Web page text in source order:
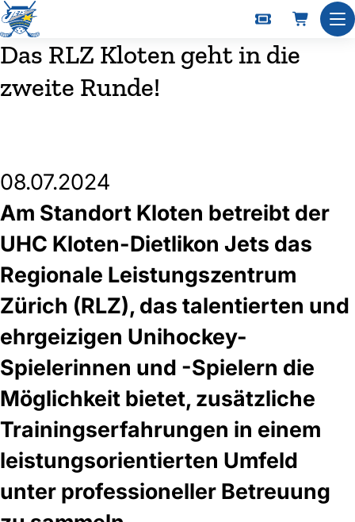
Das RLZ Kloten geht in die
zweite Runde!
08.07.2024
Am Standort Kloten betreibt der
UHC Kloten-Dietlikon Jets das
Regionale Leistungszentrum
Zürich (RLZ), das talentierten und
ehrgeizigen Unihockey-
Spielerinnen und -Spielern die
Möglichkeit bietet, zusätzliche
Trainingserfahrungen in einem
leistungsorientierten Umfeld
unter professioneller Betreuung